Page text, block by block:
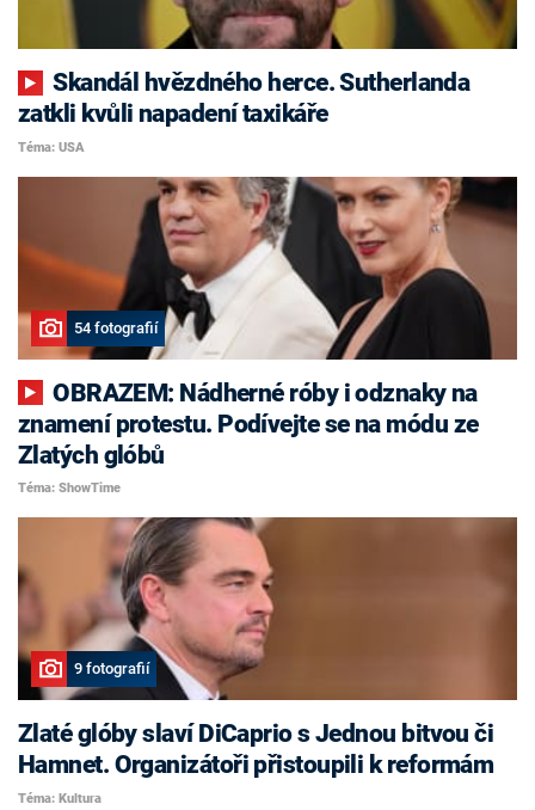
Skandál hvězdného herce. Sutherlanda
zatkli kvůli napadení taxikáře
Téma: USA
54 fotografií
OBRAZEM: Nádherné róby i odznaky na
znamení protestu. Podívejte se na módu ze
Zlatých glóbů
Téma: ShowTime
9 fotografií
Zlaté glóby slaví DiCaprio s Jednou bitvou či
Hamnet. Organizátoři přistoupili k reformám
Téma: Kultura